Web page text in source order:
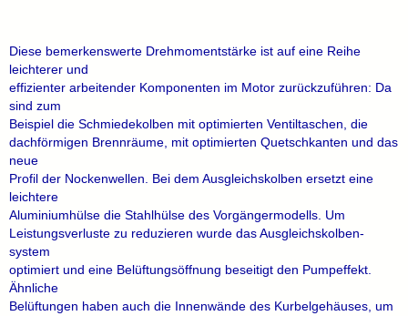
Diese bemerkenswerte Drehmomentstärke ist auf eine Reihe
leichterer und
effizienter arbeitender Komponenten im Motor zurückzuführen: Da
sind zum
Beispiel die Schmiedekolben mit optimierten Ventiltaschen, die
dachförmigen Brennräume, mit optimierten Quetschkanten und das
neue
Profil der Nockenwellen. Bei dem Ausgleichskolben ersetzt eine
leichtere
Aluminiumhülse die Stahlhülse des Vorgängermodells. Um
Leistungsverluste zu reduzieren wurde das Ausgleichskolben-
system
optimiert und eine Belüftungsöffnung beseitigt den Pumpeffekt.
Ähnliche
Belüftungen haben auch die Innenwände des Kurbelgehäuses, um